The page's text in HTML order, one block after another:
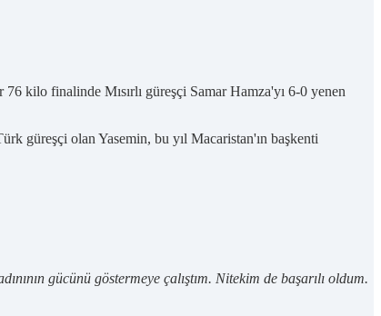
kilo finalinde Mısırlı güreşçi Samar Hamza'yı 6-0 yenen
güreşçi olan Yasemin, bu yıl Macaristan'ın başkenti
gücünü göstermeye çalıştım. Nitekim de başarılı oldum.